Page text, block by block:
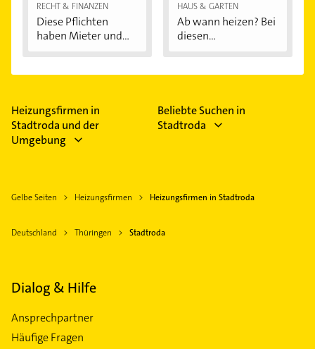
RECHT & FINANZEN
Diese Pflichten
haben Mieter und...
HAUS & GARTEN
Ab wann heizen? Bei
diesen
Heizungsfirmen in
Stadtroda und der
Umgebung
Beliebte Suchen in
Stadtroda
Gelbe Seiten Heizungsfirmen Heizungsfirmen in Stadtroda
Deutschland Thüringen Stadtroda
Dialog & Hilfe
Ansprechpartner
Häufige Fragen